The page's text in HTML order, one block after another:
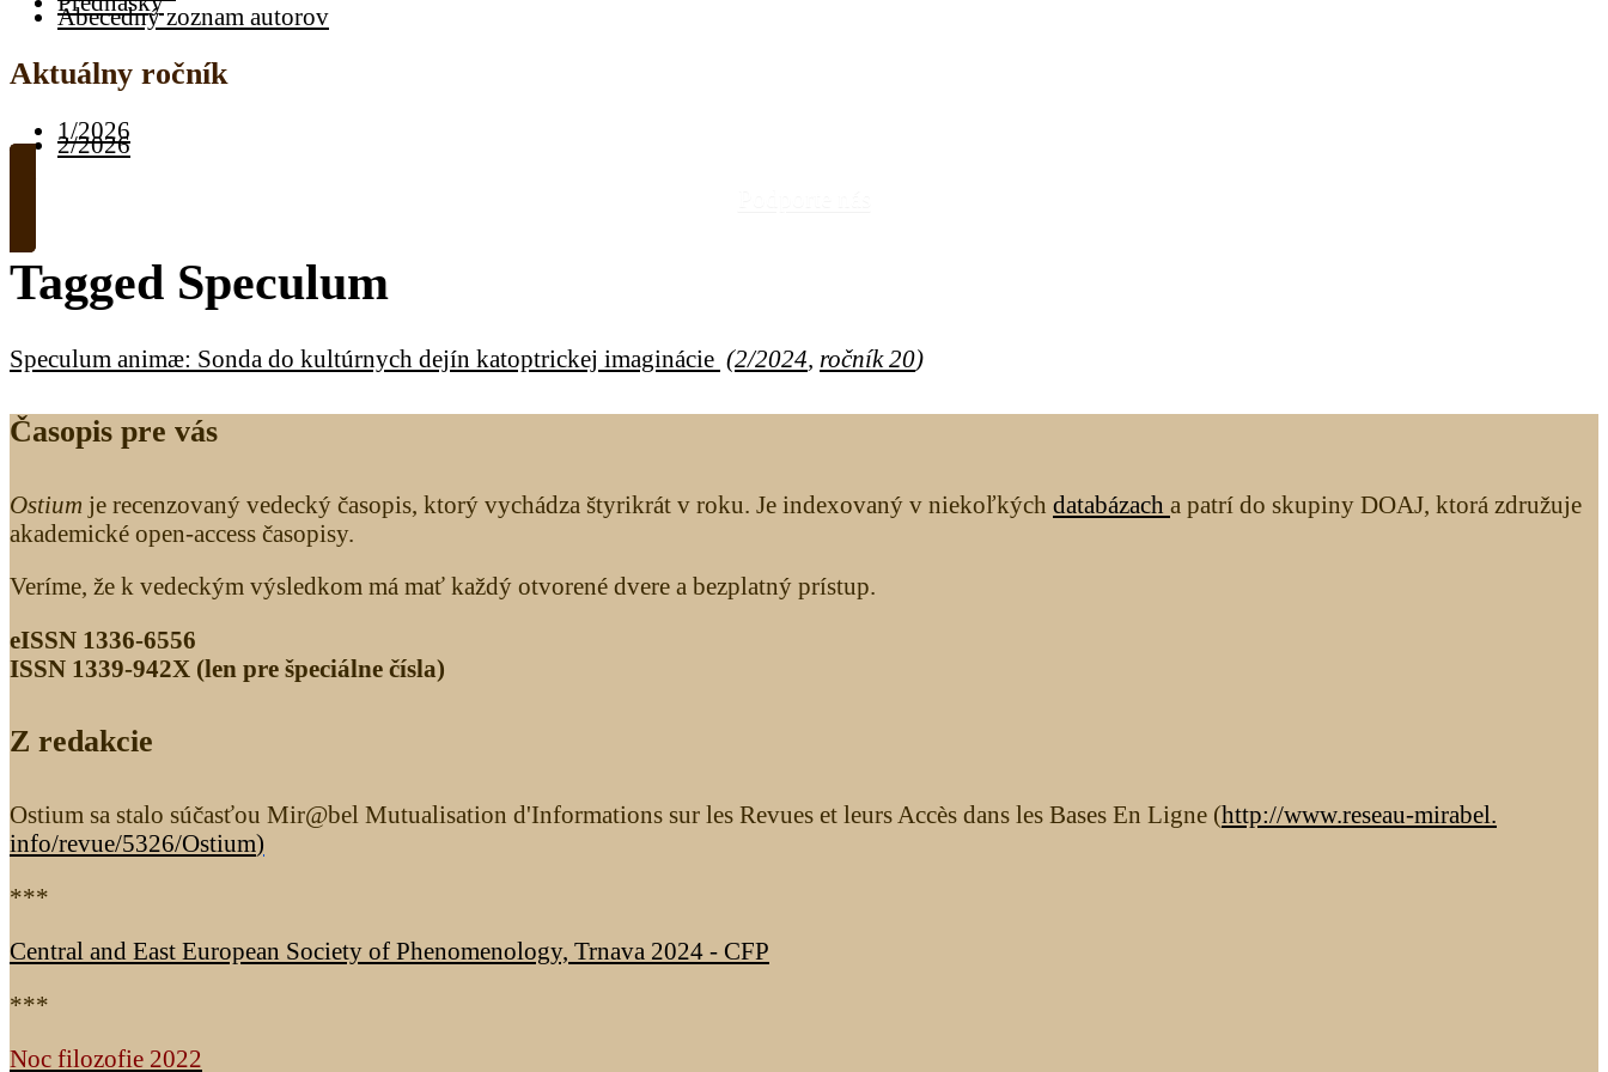
Abecedný zoznam autorov
Aktuálny ročník
1/2026
2/2026
Tagged Speculum
Speculum animæ: Sonda do kultúrnych dejín katoptrickej imaginácie (2/2024 ročník 20)
Časopis pre vás
Ostium je recenzovaný vedecký časopis, ktorý vychádza štyrikrát v roku. Je indexovaný v niekoľkých databázach a patrí do skupiny DOAJ, ktorá združuje
akademické open-access časopisy.
Veríme, že k vedeckým výsledkom má mať každý otvorené dvere a bezplatný prístup.
eISSN 1336-6556
ISSN 1339­-942X (len pre špeciálne čísla)
Z redakcie
Ostium sa stalo súčasťou Mir@bel Mutualisation d'Informations sur les Revues et leurs Accès dans les Bases En Ligne (http://www.reseau-mirabel.
info/revue/5326/Ostium)
***
Central and East European Society of Phenomenology, Trnava 2024 - CFP
***
Noc filozofie 2022